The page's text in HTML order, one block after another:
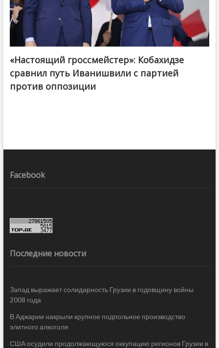
@ქართული ოცნება / Georgian Dream
«Настоящий гроссмейстер»: Кобахидзе
сравнил путь Иванишвили с партией
против оппозиции
Facebook
Последние новости
Запад выражает солидарность Грузии в годовщину войны
2008 года
В Аджарии накрыли крупное подпольное производство
элитного алкоголя
США осудили продолжающуюся оккупацию регионов Грузии в